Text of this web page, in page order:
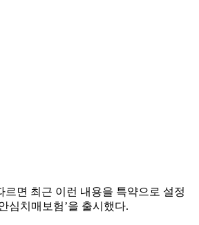
르면 최근 이런 내용을 특약으로 설정
심치매보험’을 출시했다.